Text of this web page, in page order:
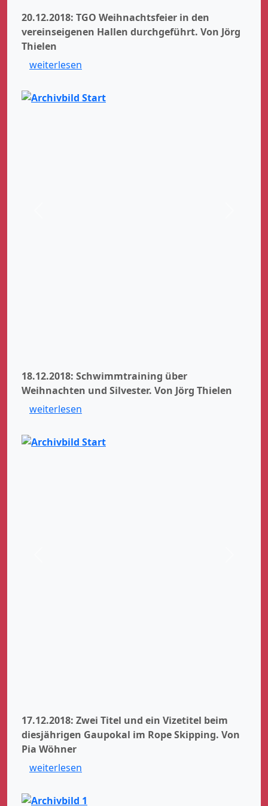
20.12.2018: TGO Weihnachtsfeier in den
vereinseigenen Hallen durchgeführt. Von Jörg
Thielen
weiterlesen
18.12.2018: Schwimmtraining über
Weihnachten und Silvester. Von Jörg Thielen
weiterlesen
17.12.2018: Zwei Titel und ein Vizetitel beim
diesjährigen Gaupokal im Rope Skipping. Von
Pia Wöhner
weiterlesen